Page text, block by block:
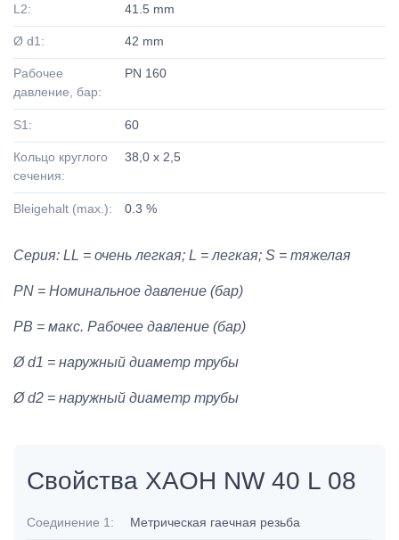
L2: 41.5 mm
Ø d1: 42 mm
Рабочее
давление, бар:
PN 160
S1: 60
Кольцо круглого
сечения:
38,0 x 2,5
Bleigehalt (max.): 0.3 %
Серия: LL = очень легкая; L = легкая; S = тяжелая
PN = Номинальное давление (бар)
PB = макс. Рабочее давление (бар)
Ø d1 = наружный диаметр трубы
Ø d2 = наружный диаметр трубы
Свойства XAOH NW 40 L 08
Соединение 1: Метрическая гаечная резьба